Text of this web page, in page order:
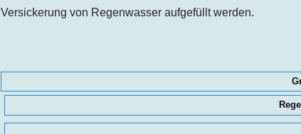
Versickerung von Regenwasser aufgefüllt werden.